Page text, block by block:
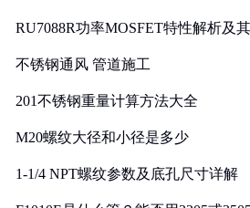
RU7088R功率MOSFET特性解析及
不锈钢通风 管道施工
201不锈钢重量计算方法大全
M20螺纹大径和小径是多少
1-1/4 NPT螺纹参数及底孔尺寸详解